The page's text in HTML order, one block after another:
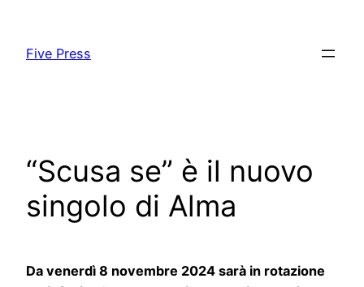
content
Five Press
“Scusa se” è il nuovo
singolo di Alma
Da venerdì 8 novembre 2024 sarà in rotazione